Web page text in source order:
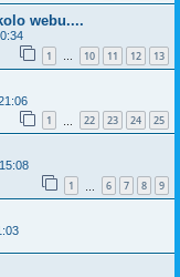
webu....
1 … 10 11 12 13
1 22 23 24 25
1 6 7 8 9